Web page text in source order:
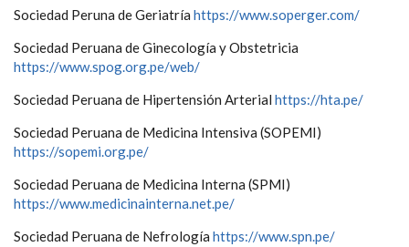
Sociedad Peruna de Geriatría https://www.soperger.com/
Sociedad Peruana de Ginecología y Obstetricia
https://www.spog.org.pe/web/
Sociedad Peruana de Hipertensión Arterial https://hta.pe/
Sociedad Peruana de Medicina Intensiva (SOPEMI)
https://sopemi.org.pe/
Sociedad Peruana de Medicina Interna (SPMI)
https://www.medicinainterna.net.pe/
Sociedad Peruana de Nefrología https://www.spn.pe/